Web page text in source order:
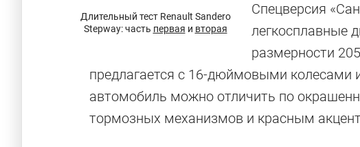
Длительный тест Renault Sandero
Stepway: часть первая и вторая
Спецверсия
легкосплавные
размерности
предлагается с 16-дюймовыми
автомобиль можно отличить по
тормозных механизмов и красным